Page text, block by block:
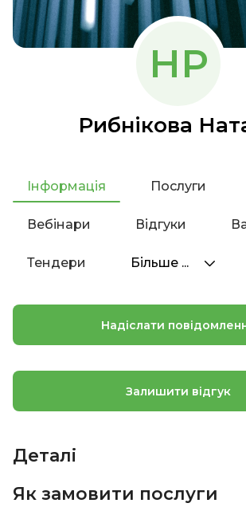
НР
Рибнікова
Інформація Послуги
Вебінари Відгуки
Тендери Більше ...
Надіслати
Залишити відгук
Деталі
Як замовити послуги